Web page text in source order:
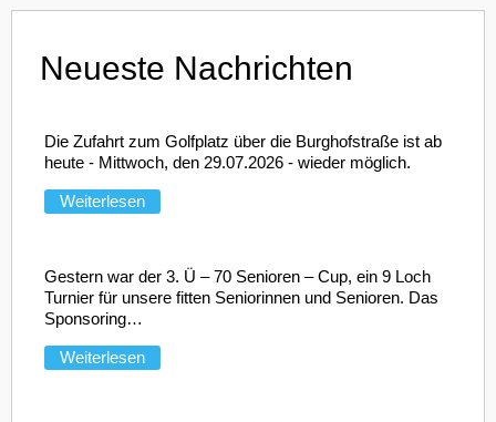
Neueste Nachrichten
Die Zufahrt zum Golfplatz über die Burghofstraße ist ab
heute - Mittwoch, den 29.07.2026 - wieder möglich.
Weiterlesen
Gestern war der 3. Ü – 70 Senioren – Cup, ein 9 Loch
Turnier für unsere fitten Seniorinnen und Senioren. Das
Sponsoring…
Weiterlesen